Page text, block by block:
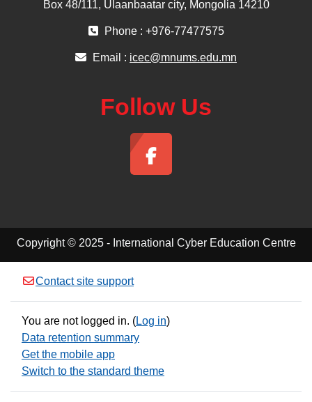
Box 48/111, Ulaanbaatar city, Mongolia 14210
Phone : +976-77477575
Email : icec@mnums.edu.mn
Follow Us
Copyright © 2025 - International Cyber Education Centre
Contact site support
You are not logged in. (Log in)
Data retention summary
Get the mobile app
Switch to the standard theme